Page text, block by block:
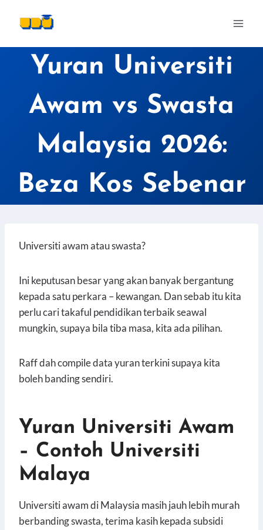
Yuran Universiti
Awam vs Swasta
Malaysia 2026:
Beza Kos Sebenar
Universiti awam atau swasta?
Ini keputusan besar yang akan banyak bergantung
kepada satu perkara – kewangan. Dan sebab itu kita
perlu cari takaful pendidikan terbaik seawal
mungkin, supaya bila tiba masa, kita ada pilihan.
Raff dah compile data yuran terkini supaya kita
boleh banding sendiri.
Yuran Universiti Awam
– Contoh Universiti
Malaya
Universiti awam di Malaysia masih jauh lebih murah
berbanding swasta, terima kasih kepada subsidi